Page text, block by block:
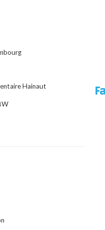
Hainaut